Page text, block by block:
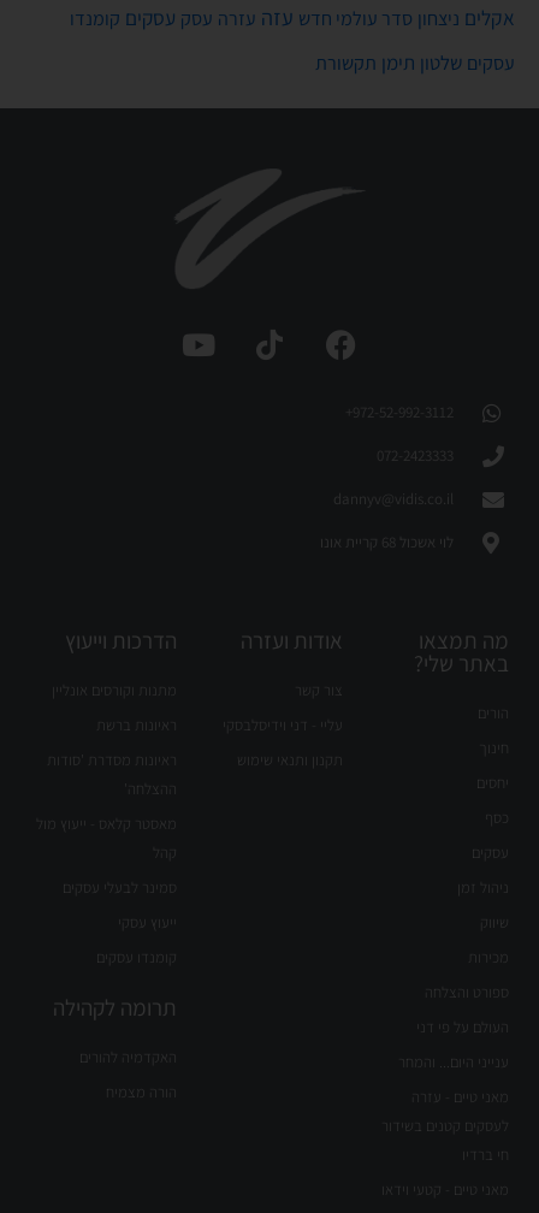
אקלים ניצחון סדר עולמי חדש עזה עזרה עסק עסקים קומנדו
עסקים שלטון תימן תקשורת
972-52-992-3112⁩+
072-2423333
dannyv@vidis.co.il
לוי אשכול 68 קריית אונו
מה תמצאו
באתר שלי?
הורים
חינוך
יחסים
כסף
עסקים
ניהול זמן
שיווק
ספורט והצלחה
העולם על פי דני
ענייני היום... והמחר
מאני טיים - עזרה
לעסקים קטנים בשידור
חי ברדיו
מאני טיים - קטעי וידאו
אודות ועזרה
צור קשר
עליי - דני וידיסלבסקי
תקנון ותנאי שימוש
הדרכות וייעוץ
מתנות וקורסים אונליין
ראיונות ברשת
ראיונות מסדרת 'סודות
ההצלחה'
מאסטר קלאס - ייעוץ מול
סמינר לבעלי עסקים
ייעוץ עסקי
קומנדו עסקים
תרומה לקהילה
האקדמיה להורים
הורה מצמיח